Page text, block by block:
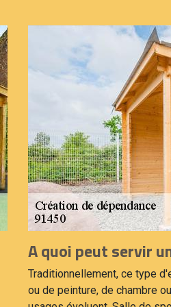
A quoi peut servir
Traditionnellement, ce type
ou de peinture, de chambre